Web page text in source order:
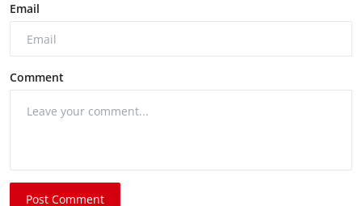
Email
Comment
Post Comment